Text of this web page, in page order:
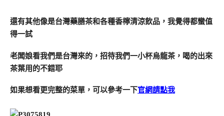
還有其他像是台灣藥膳茶和各種香檸清涼飲品，我覺得都蠻值
得一試
老闆娘看我們是台灣來的，招待我們一小杯烏龍茶，喝的出來
茶葉用的不錯耶
如果想看更完整的菜單，可以參考一下官網請點我